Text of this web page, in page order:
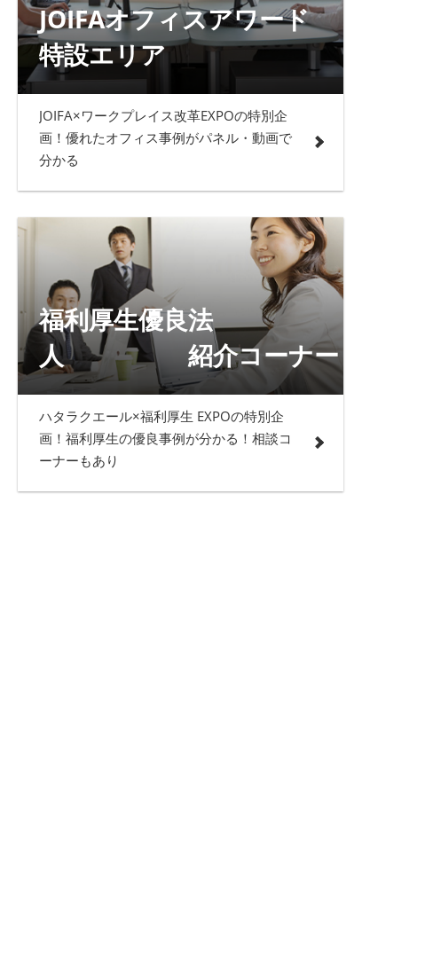
JOIFAオフィスアワード
特設エリア
JOIFA×ワークプレイス改革EXPOの特別企
画！優れたオフィス事例がパネル・動画で
分かる
福利厚生優良法
人 紹介コーナー
ハタラクエール×福利厚生 EXPOの特別企
画！福利厚生の優良事例が分かる！相談コ
ーナーもあり